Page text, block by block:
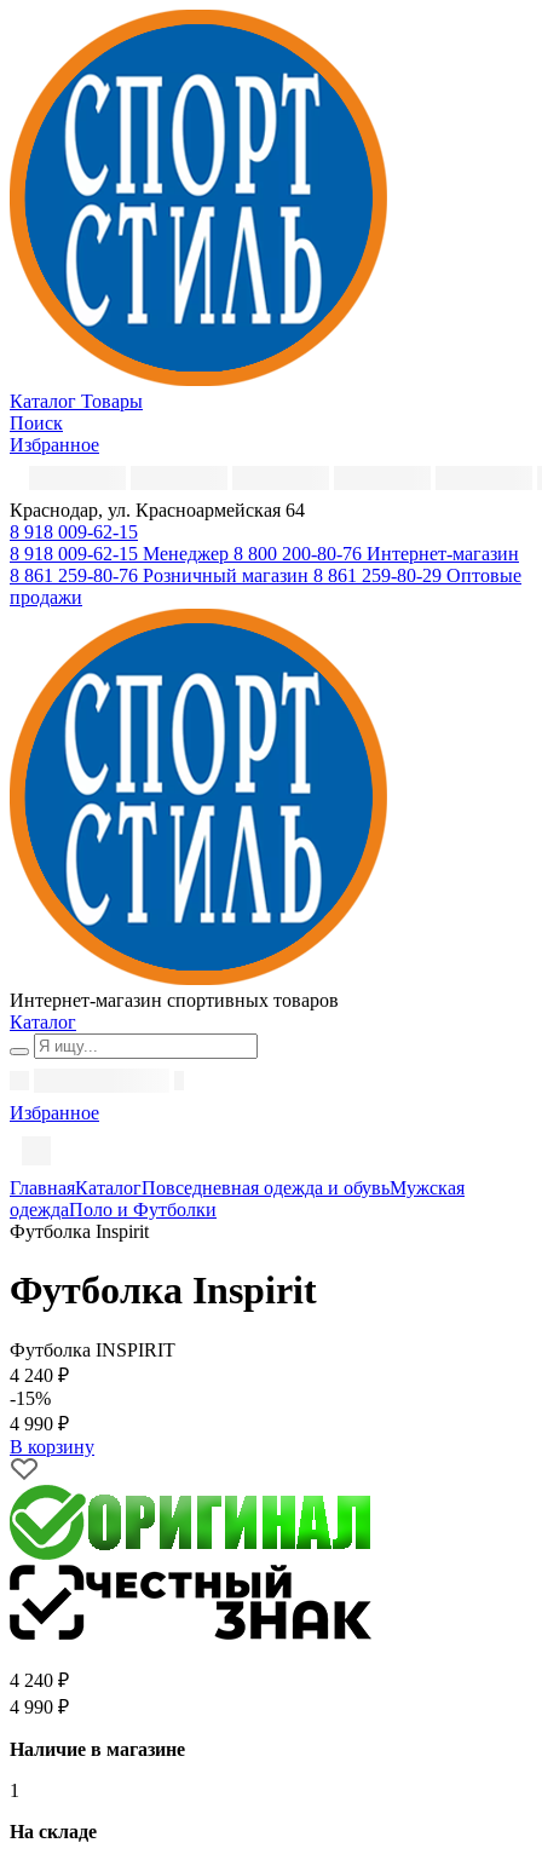
Каталог Товары
Поиск
Избранное
Краснодар, ул. Красноармейская 64
8 918 009-62-15
8 918 009-62-15 Менеджер 8 800 200-80-76 Интернет-магазин
8 861 259-80-76 Розничный магазин 8 861 259-80-29 Оптовые
продажи
Интернет-магазин спортивных товаров
Каталог
Избранное
ГлавнаяКаталогПовседневная одежда и обувьМужская
одеждаПоло и Футболки
Футболка Inspirit
Футболка Inspirit
Футболка INSPIRIT
4 240 ₽
-15%
4 990 ₽
В корзину
4 240 ₽
4 990 ₽
Наличие в магазине
1
На складе